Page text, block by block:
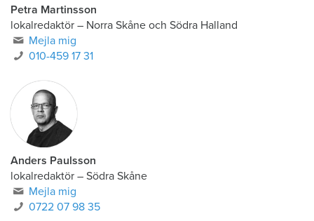
Petra Martinsson
lokalredaktör – Norra Skåne och Södra Halland
Mejla mig
010-459 17 31
Anders Paulsson
lokalredaktör – Södra Skåne
Mejla mig
0722 07 98 35